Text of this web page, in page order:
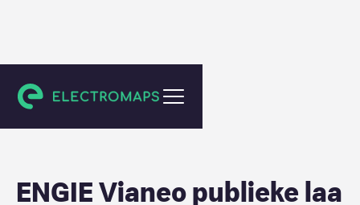
Herzele
ENGIE Vianeo publieke laa